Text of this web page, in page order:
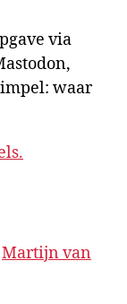
via
waar
Martijn van